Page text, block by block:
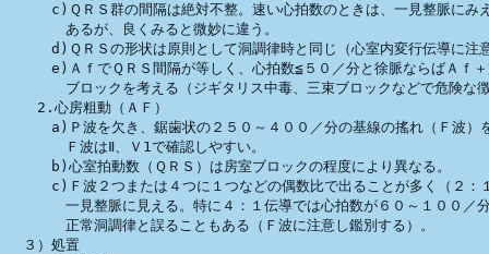
c)ＱＲＳ群の間隔は絶対不整。速い心拍数のときは、一見整脈にみ
あるが、良くみると微妙に違う。
d)ＱＲＳの形状は原則として洞調律時と同じ（心室内変行伝導に注
e)ＡｆでＱＲＳ間隔が等しく、心拍数≦５０／分と徐脈ならばＡｆ＋
ブロックを考える（ジギタリス中毒、三束ブロックなどで危険な
2.心房粗動（ＡＦ）
a)Ｐ波を欠き、鋸歯状の２５０～４００／分の基線の搖れ（Ｆ波）
Ｆ波はⅡ、Ｖ1で確認しやすい。
b)心室拍動数（ＱＲＳ）は房室ブロックの程度により異なる。
c)Ｆ波２つまたは４つに１つなどの偶数比で出ることが多く（２：
一見整脈に見える。特に４：１伝導では心拍数が６０～１００／分
正常洞調律と誤ることもある（Ｆ波に注意し鑑別する）。
３）処置